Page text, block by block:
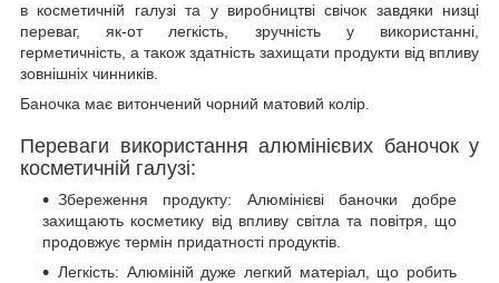
в косметичній галузі та у виробництві свічок завдяки низці
переваг, як-от легкість, зручність у використанні,
герметичність, а також здатність захищати продукти від впливу
зовнішніх чинників.
Баночка має витончений чорний матовий колір.
Переваги використання алюмінієвих баночок у
косметичній галузі:
Збереження продукту: Алюмінієві баночки добре
захищають косметику від впливу світла та повітря, що
продовжує термін придатності продуктів.
Легкість: Алюміній дуже легкий матеріал, що робить